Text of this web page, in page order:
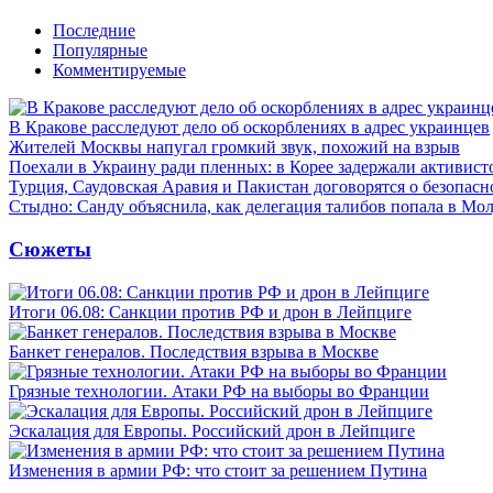
Последние
Популярные
Комментируемые
В Кракове расследуют дело об оскорблениях в адрес украинцев
Жителей Москвы напугал громкий звук, похожий на взрыв
Поехали в Украину ради пленных: в Корее задержали
Турция, Саудовская Аравия и Пакистан договорятся о
Стыдно: Санду объяснила, как делегация талибов попала в
Сюжеты
Итоги 06.08: Санкции против РФ и дрон в Лейпциге
Банкет генералов. Последствия взрыва в Москве
Грязные технологии. Атаки РФ на выборы во Франции
Эскалация для Европы. Российский дрон в Лейпциге
Изменения в армии РФ: что стоит за решением Путина